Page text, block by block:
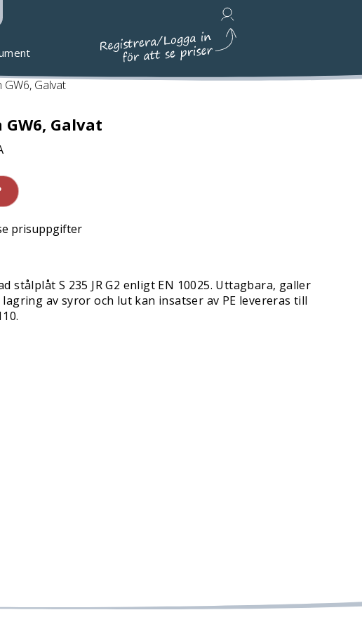
Galvat
Galvat
prisuppgifter
S 235 JR G2 enligt EN 10025. Uttagbara, galler
av syror och lut kan insatser av PE levereras till